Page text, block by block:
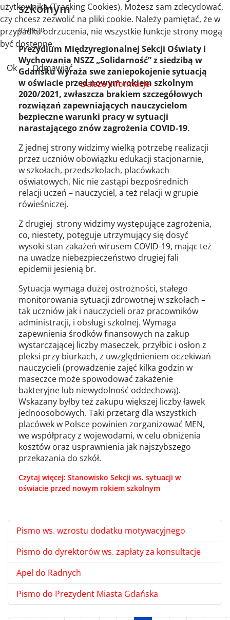
szkolnym
03-09-20
Prezydium Międzyregionalnej Sekcji Oświaty i
Wychowania NSZZ „Solidarność” z siedzibą w
Gdańsku wyraża swe zaniepokojenie sytuacją
w oświacie przed nowym rokiem szkolnym
2020/2021, zwłaszcza brakiem szczegółowych
rozwiązań zapewniających nauczycielom
bezpieczne warunki pracy w sytuacji
narastającego znów zagrożenia COVID-19.
Z jednej strony widzimy wielką potrzebę realizacji
przez uczniów obowiązku edukacji stacjonarnie,
w szkołach, przedszkolach, placówkach
oświatowych. Nic nie zastąpi bezpośrednich
relacji uczeń – nauczyciel, a też relacji w grupie
rówieśniczej.
Z drugiej strony widzimy występujące zagrożenia,
co, niestety, potęguje utrzymujący się dosyć
wysoki stan zakażeń wirusem COVID-19, mając też
na uwadze niebezpieczeństwo drugiej fali
epidemii jesienią br.
Sytuacja wymaga dużej ostrożności, stałego
monitorowania sytuacji zdrowotnej w szkołach –
tak uczniów jak i nauczycieli oraz pracowników
administracji, i obsługi szkolnej. Wymaga
zapewnienia środków finansowych na zakup
wystarczającej liczby maseczek, przyłbic i osłon z
pleksi przy biurkach, z uwzględnieniem oczekiwań
nauczycieli (prowadzenie zajęć kilka godzin w
maseczce może spowodować zakażenie
bakteryjne lub niewydolność oddechową).
Wskazany byłby też zakupu większej liczby ławek
jednoosobowych. Taki przetarg dla wszystkich
placówek w Polsce powinien zorganizować MEN,
we współpracy z wojewodami, w celu obniżenia
kosztów oraz usprawnienia jak najszybszego
przekazania do szkół.
Czytaj więcej: Stanowisko Sekcji ws. sytuacji w
oświacie przed nowym rokiem szkolnym
Pismo ws. wzrostu dodatku motywacyjnego
Pismo do dyrektorów ws. zapłaty za konsultacje
Apel do Radnych
Pismo do Prezydent Miasta Gdańska
użytkownika (Tracking Cookies). Możesz sam zdecydować,
czy chcesz zezwolić na pliki cookie. Należy pamiętać, że w
przypadku odrzucenia, nie wszystkie funkcje strony mogą
być dostępne.
Ok
Odmawiać
Dalsze informacje